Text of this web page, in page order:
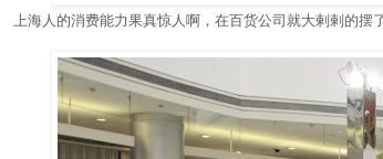
上海人的消费能力果真惊人啊，在百货公司就大剌剌的摆